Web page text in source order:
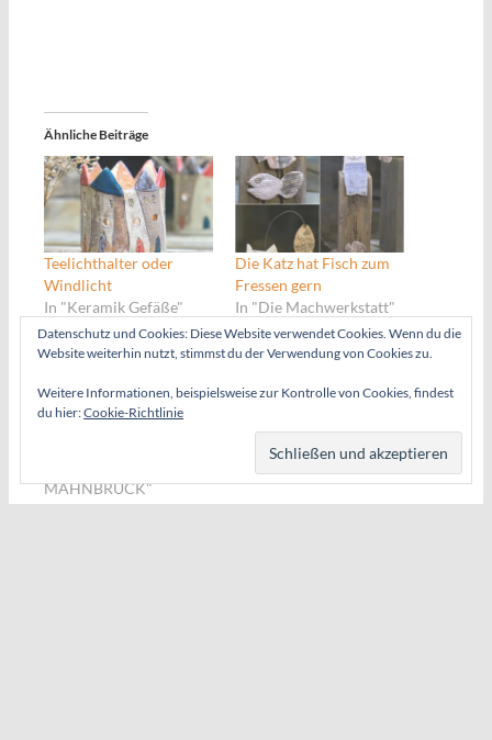
Ähnliche Beiträge
Teelichthalter oder
Windlicht
In "Keramik Gefäße"
Die Katz hat Fisch zum
Fressen gern
In "Die Machwerkstatt"
MAHNBRÜCK"
Datenschutz und Cookies: Diese Website verwendet Cookies. Wenn du die
Website weiterhin nutzt, stimmst du der Verwendung von Cookies zu.
Weitere Informationen, beispielsweise zur Kontrolle von Cookies, findest
du hier:Cookie-Richtlinie